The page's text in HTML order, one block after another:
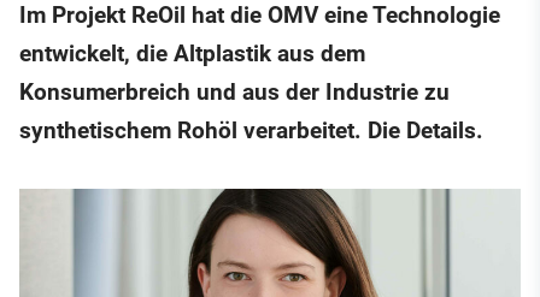
Im Projekt ReOil hat die OMV eine Technologie
entwickelt, die Altplastik aus dem
Konsumerbreich und aus der Industrie zu
synthetischem Rohöl verarbeitet. Die Details.